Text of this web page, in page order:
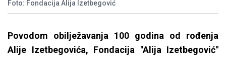
Foto: Fondacija Alija Izetbegović
Povodom obilježavanja 100 godina od rođenja
Alije Izetbegovića, Fondacija "Alija Izetbegović"